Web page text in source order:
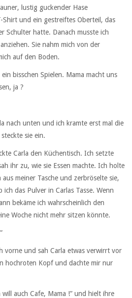
lustig guckender Hase
und ein gestreiftes Oberteil, das
Schulter hatte. Danach musste ich
Sie nahm mich von der
auf den Boden.
bisschen Spielen. Mama macht uns
ja ?
nach unten und ich kramte erst mal die
sie ein.
Carla den Küchentisch. Ich setzte
ihr zu, wie sie Essen machte. Ich holte
meiner Tasche und zerbröselte sie,
das Pulver in Carlas Tasse. Wenn
bekäme ich wahrscheinlich den
Woche nicht mehr sitzen könnte.
vorne und sah Carla etwas verwirrt vor
hochroten Kopf und dachte mir nur
auch Cafe, Mama !” und hielt ihre